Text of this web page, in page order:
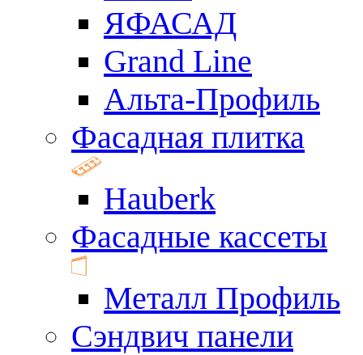
ЯФАСАД
Grand Line
Альта-Профиль
Фасадная плитка
Hauberk
Фасадные кассеты
Металл Профиль
Сэндвич панели